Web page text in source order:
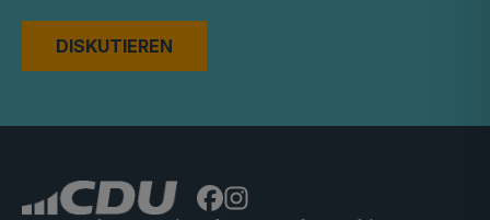
DISKUTIEREN